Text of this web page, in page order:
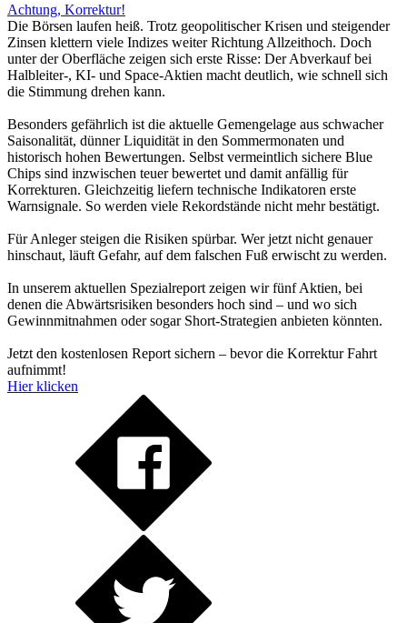
Achtung, Korrektur!
Die Börsen laufen heiß. Trotz geopolitischer Krisen und steigender
Zinsen klettern viele Indizes weiter Richtung Allzeithoch. Doch
unter der Oberfläche zeigen sich erste Risse: Der Abverkauf bei
Halbleiter-, KI- und Space-Aktien macht deutlich, wie schnell sich
die Stimmung drehen kann.
Besonders gefährlich ist die aktuelle Gemengelage aus schwacher
Saisonalität, dünner Liquidität in den Sommermonaten und
historisch hohen Bewertungen. Selbst vermeintlich sichere Blue
Chips sind inzwischen teuer bewertet und damit anfällig für
Korrekturen. Gleichzeitig liefern technische Indikatoren erste
Warnsignale. So werden viele Rekordstände nicht mehr bestätigt.
Für Anleger steigen die Risiken spürbar. Wer jetzt nicht genauer
hinschaut, läuft Gefahr, auf dem falschen Fuß erwischt zu werden.
In unserem aktuellen Spezialreport zeigen wir fünf Aktien, bei
denen die Abwärtsrisiken besonders hoch sind – und wo sich
Gewinnmitnahmen oder sogar Short-Strategien anbieten könnten.
Jetzt den kostenlosen Report sichern – bevor die Korrektur Fahrt
aufnimmt!
Hier klicken